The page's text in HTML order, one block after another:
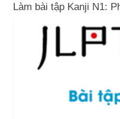
Làm bài tập Kanji N1: